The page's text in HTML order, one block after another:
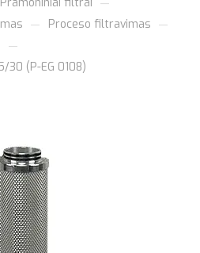
— Proceso filtravimas —
—
30 (P-EG 0108)